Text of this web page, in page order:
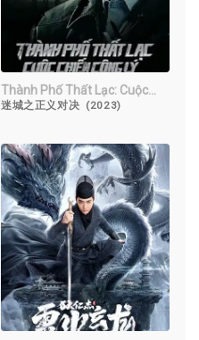
Thành Phố Thất Lạc: Cuộc
Chiến Công Lý
迷城之正义对决 (2023)